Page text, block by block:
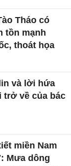
Tháo có
tồn mạnh
thoát họa
và lời hứa
trở về của bác
miền Nam
Mưa dông